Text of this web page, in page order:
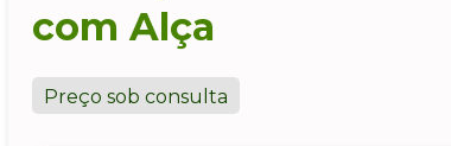
com Alça
Preço sob consulta